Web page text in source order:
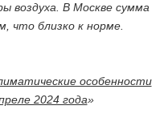
воздуха. В Москве сумма
что близко к норме.
особенности
2024 года»